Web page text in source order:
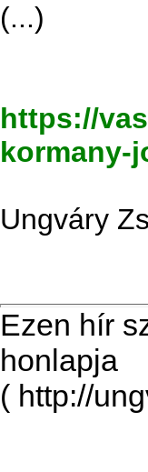
(...)
https://
kormany-
Ungváry
Ezen hír
honlapja
( http://